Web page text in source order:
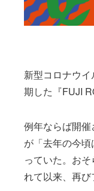
新型コロナウ
期した『FUJI
例年ならば開
が「去年の今
っていた。お
れて以来、再び